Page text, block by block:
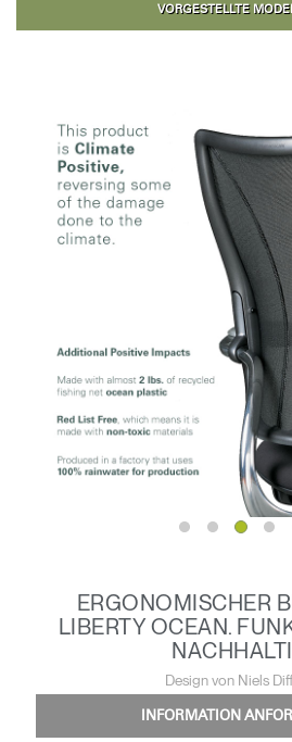
VORGESTELLTE
ERGONOMISCHER
LIBERTY OCEAN.
Design von Niels
INFORMATION